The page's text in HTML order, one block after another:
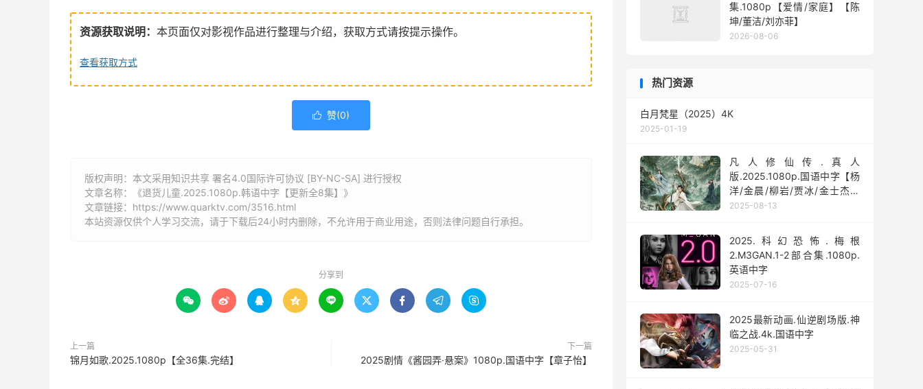
资源获取说明： 本页面仅对影视作品进行整理与介绍，获取方式请按提示操作。
查看获取方式
 赞(0)
版权声明：本文采用知识共享 署名4.0国际许可协议 [BY-NC-SA] 进行授权
文章名称：《退货儿童.2025.1080p.韩语中字【更新全8集】》
文章链接： https://www.quarktv.com/3516.html
本站资源仅供个人学习交流，请于下载后24小时内删除，不允许用于商业用途，否则法律问题自行承担。
分享到
        
上一篇
锦月如歌.2025.1080p【全36集.完结】
下一篇
2025剧情《酱园弄·悬案》1080p.国语中字【章子怡】
集.1080p【爱情/家庭】【陈
坤/董洁/刘亦菲】
2026-08-06
热门资源
白月梵星（2025）4K
2025-01-19
凡人修仙传.真人
版.2025.1080p.国语中字【杨
洋/金晨/柳岩/贾冰/金士杰】
【全30集】
2025-08-13
2025.科幻恐怖.梅根
2.M3GAN.1-2部合集.1080p.
英语中字
2025-07-16
2025最新动画.仙逆剧场版.神
临之战.4k.国语中字
2025-05-31